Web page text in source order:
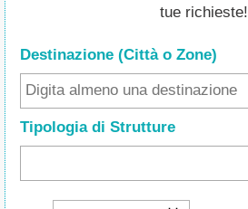
tue richieste!
Destinazione (Città o Zone)
Tipologia di Strutture